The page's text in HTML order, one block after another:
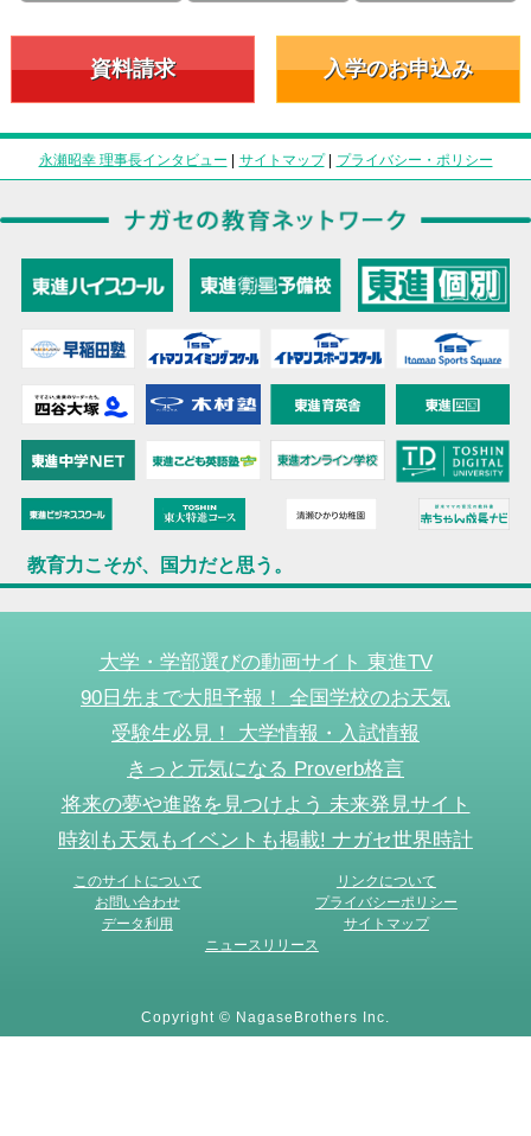
資料請求 入学のお申込み
永瀬昭幸 理事長インタビュー | サイトマップ| プライバシー・ポリシー
教育力こそが、国力だと思う。
大学・学部選びの動画サイト 東進TV
90日先まで大胆予報！ 全国学校のお天気
受験生必見！ 大学情報・入試情報
きっと元気になる Proverb格言
将来の夢や進路を見つけよう 未来発見サイト
時刻も天気もイベントも掲載! ナガセ世界時計
このサイトについて
リンクについて
お問い合わせ
プライバシーポリシー
データ利用
サイトマップ
ニュースリリース
Copyright © NagaseBrothers Inc.